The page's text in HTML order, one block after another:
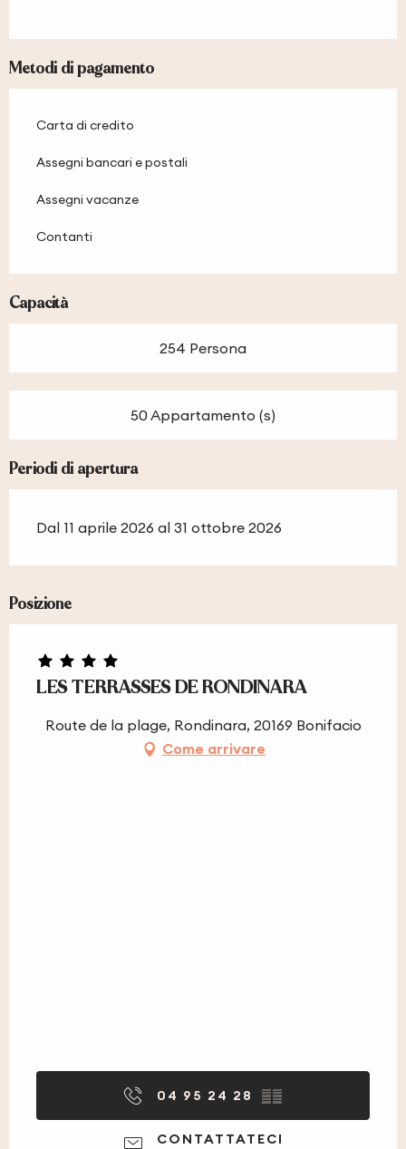
Metodi di pagamento
Carta di credito
Assegni bancari e postali
Assegni vacanze
Contanti
Capacità
254 Persona
50 Appartamento (s)
Periodi di apertura
Dal 11 aprile 2026 al 31 ottobre 2026
Posizione
LES TERRASSES DE RONDINARA
Route de la plage, Rondinara, 20169 Bonifacio
Come arrivare
04 95 24 28 ▒▒
CONTATTATECI